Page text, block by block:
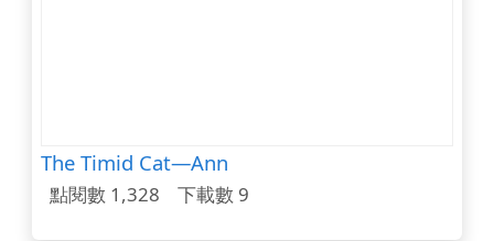
The Timid Cat—Ann
點閱數 1,328 下載數 9